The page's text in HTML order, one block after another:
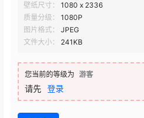
壁纸尺寸：
1080 x 2336
质量分级：
1080P
图片格式：
JPEG
文件大小：
241KB
您当前的等级为 游客
请先 登录